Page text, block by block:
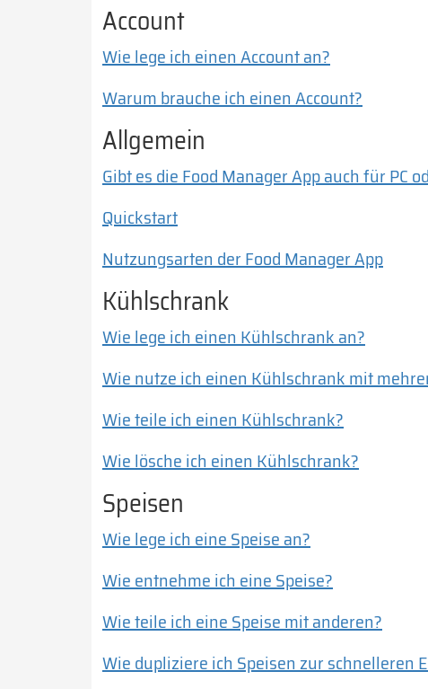
Account
Wie lege ich einen Account an?
Warum brauche ich einen Account?
Allgemein
Gibt es die Food Manager App auch für PC
Quickstart
Nutzungsarten der Food Manager App
Kühlschrank
Wie lege ich einen Kühlschrank an?
Wie nutze ich einen Kühlschrank mit
Wie teile ich einen Kühlschrank?
Wie lösche ich einen Kühlschrank?
Speisen
Wie lege ich eine Speise an?
Wie entnehme ich eine Speise?
Wie teile ich eine Speise mit anderen?
Wie dupliziere ich Speisen zur schnelleren